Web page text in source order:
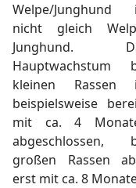
Welpe/Junghund
nicht gleich
Junghund.
Hauptwachstum
kleinen Rassen
beispielsweise
mit ca. 4
abgeschlossen,
großen Rassen
erst mit ca. 8